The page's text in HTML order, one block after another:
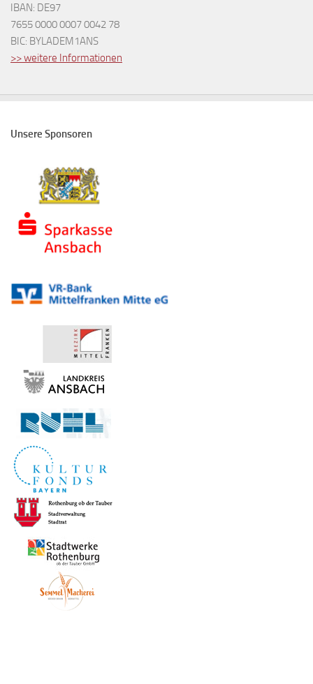
IBAN: DE97
7655 0000 0007 0042 78
BIC: BYLADEM1ANS
>> weitere Informationen
Unsere Sponsoren